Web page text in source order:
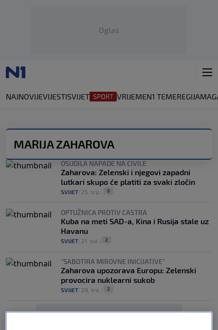
Oglas
NAJNOVIJEVIJESTISVIJET VRIJEMEN1 TEMEREGIJA
MARIJA ZAHAROVA
OSUDILA NAPADE NA CIVILE
Zaharova: Zelenski i njegovi zapadni
lutkari skupo će platiti za svaki zločin
SVIJET 25. srp. 9
OPTUŽNICA PROTIV CASTRA
Kuba na meti SAD-a, Kina i Rusija stale uz
Havanu
SVIJET 21. svi. 2
"SABOTIRA MIROVNE INICIJATIVE"
Zaharova upozorava Europu: Zelenski
provocira nuklearni sukob
SVIJET 29. tra. 2